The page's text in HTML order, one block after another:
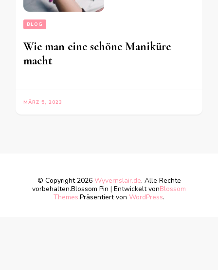
BLOG
Wie man eine schöne Maniküre
macht
MÄRZ 5, 2023
© Copyright 2026 Wyvernslair.de. Alle Rechte
vorbehalten.Blossom Pin | Entwickelt vonBlossom
Themes.Präsentiert von WordPress.